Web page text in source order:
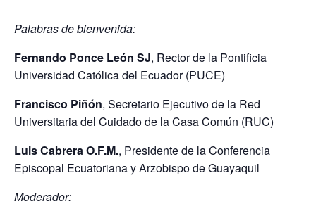
Palabras de bienvenida:
Fernando Ponce León SJ, Rector de la Pontificia
Universidad Católica del Ecuador (PUCE)
Francisco Piñón, Secretario Ejecutivo de la Red
Universitaria del Cuidado de la Casa Común (RUC)
Luis Cabrera O.F.M., Presidente de la Conferencia
Episcopal Ecuatoriana y Arzobispo de Guayaquil
Moderador: